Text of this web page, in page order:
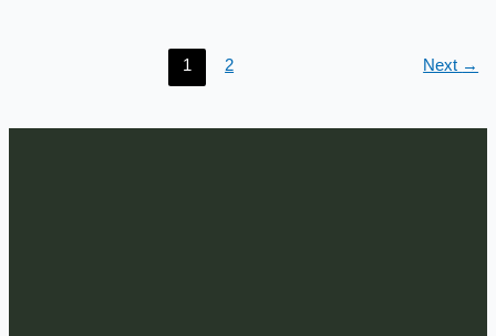
1 2 Next →